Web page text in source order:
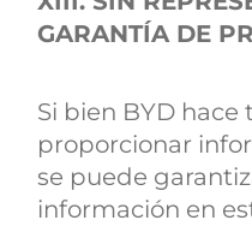
GARANTÍA DE
Si bien BYD hace
proporcionar
se puede
información en